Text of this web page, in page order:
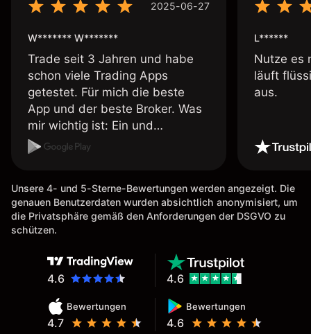
2025-06-27
W******* W*******
Trade seit 3 Jahren und habe
schon viele Trading Apps
getestet. Für mich die beste
App und der beste Broker. Was
mir wichtig ist: Ein und
Auszahlungen per Kreditkarte
möglich. Berichte, Auszüge OK.
Eine Diagrammfunktion wie es
bei Naga ist wäre
L******
Nutze es
läuft
aus.
Unsere 4- und 5-Sterne-Bewertungen werden angezeigt. Die
genauen Benutzerdaten wurden absichtlich anonymisiert, um
die Privatsphäre gemäß den Anforderungen der DSGVO zu
schützen.
4.6
Bewertungen
4.7
Bewertungen
4.6
4.6